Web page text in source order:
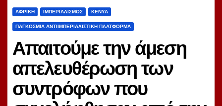
ΑΦΡΙΚΉ ΙΜΠΕΡΙΑΛΙΣΜΌΣ ΚΈΝΥΑ
ΠΑΓΚΌΣΜΙΑ ΑΝΤΙΙΜΠΕΡΙΑΛΙΣΤΙΚΉ ΠΛΑΤΦΌΡΜΑ
Απαιτούμε την άμεση
απελευθέρωση των
συντρόφων που